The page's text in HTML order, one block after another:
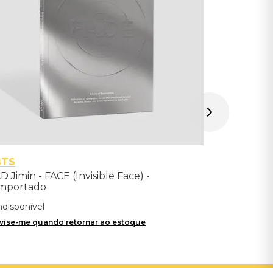
Jimin - FACE (Invisible Face) -
me quando retornar ao estoque